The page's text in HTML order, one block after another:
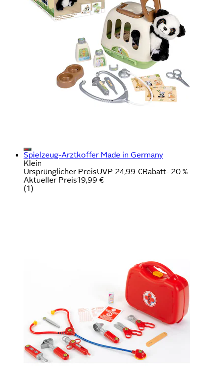
Spielzeug-Arztkoffer Made in Germany
Klein
Ursprünglicher PreisUVP 24,99 €Rabatt- 20 %
Aktueller Preis19,99 €
(1)